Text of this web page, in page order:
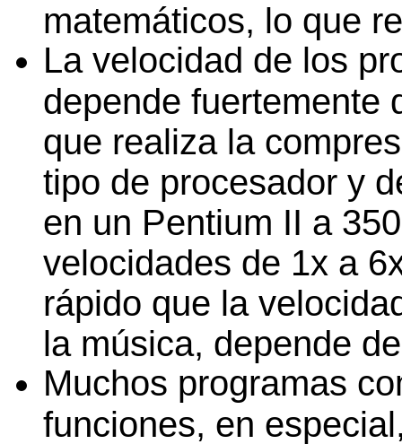
matemáticos, lo que
La velocidad de los
depende fuertemente
que realiza la
tipo de procesador y
en un Pentium II a
velocidades de 1x a
rápido que la
la música, depende
Muchos programas
funciones, en